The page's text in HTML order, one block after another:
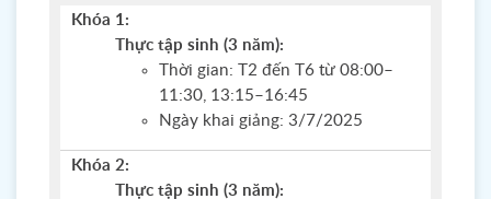
Khóa 1:
Thực tập sinh (3 năm):
Thời gian: T2 đến T6 từ 08:00–
11:30, 13:15–16:45
Ngày khai giảng: 3/7/2025
Khóa 2:
Thực tập sinh (3 năm):